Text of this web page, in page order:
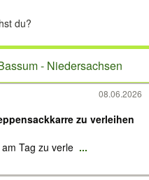
- Niedersachsen
08.06.2026
zu verleihen
Tag zu verle ...